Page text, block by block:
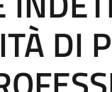
DI